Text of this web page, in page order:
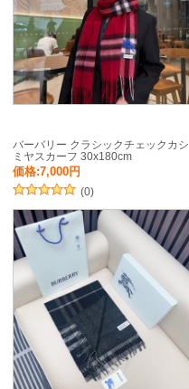
バーバリー クラシックチェックカシ
ミヤスカーフ 30x180cm
価格:7,000円
(0)